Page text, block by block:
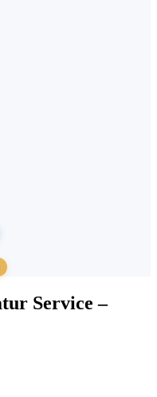
Service –